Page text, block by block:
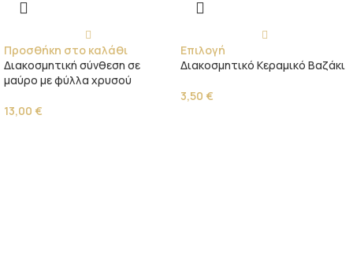
Προσθήκη στο καλάθι
Διακοσμητική σύνθεση σε
μαύρο με φύλλα χρυσού
13,00 €
Επιλογή
Διακοσμητικό Κεραμικό Βαζάκι
3,50 €